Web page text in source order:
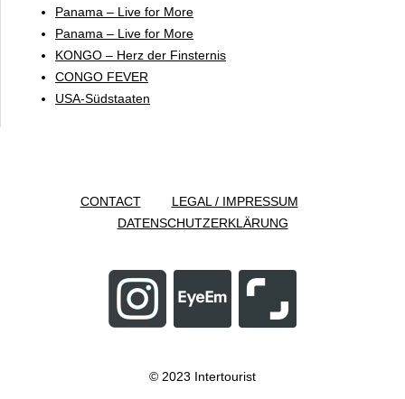
Panama – Live for More
Panama – Live for More
KONGO – Herz der Finsternis
CONGO FEVER
USA-Südstaaten
CONTACT
LEGAL / IMPRESSUM
DATENSCHUTZERKLÄRUNG
© 2023 Intertourist